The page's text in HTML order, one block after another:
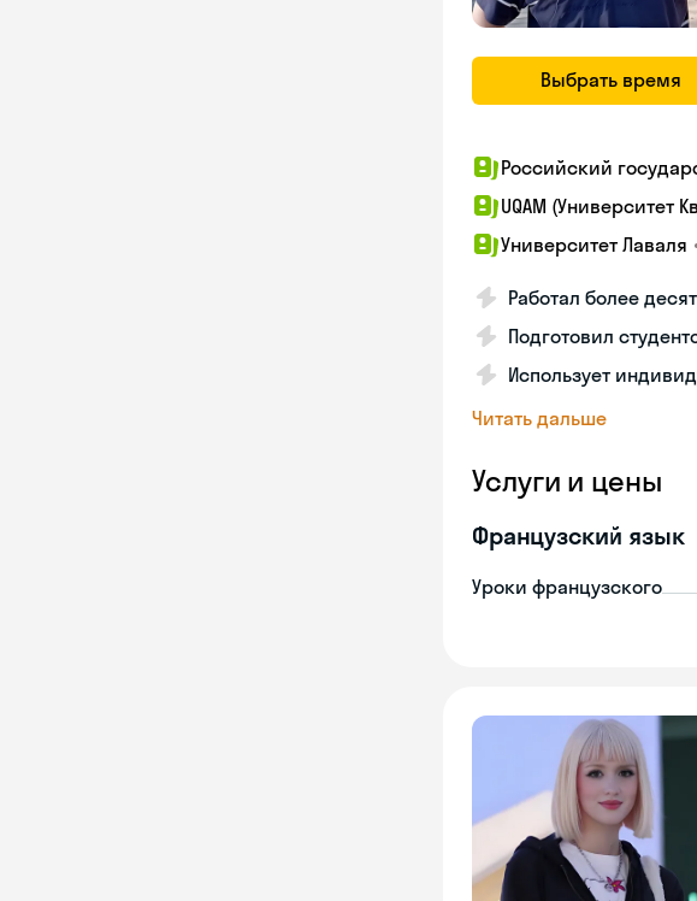
Выбрать время
Российский
UQAM (Университет
Университет Лаваля
Работал более
Подготовил
Использует
Читать дальше
Услуги и цены
Французский язык
Уроки французского